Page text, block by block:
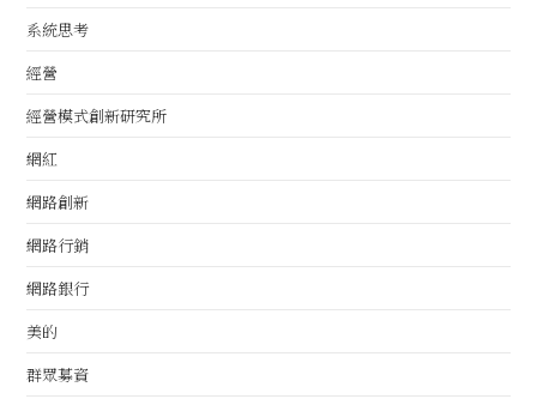
系統思考
經營
經營模式創新研究所
網紅
網路創新
網路行銷
網路銀行
美的
群眾募資